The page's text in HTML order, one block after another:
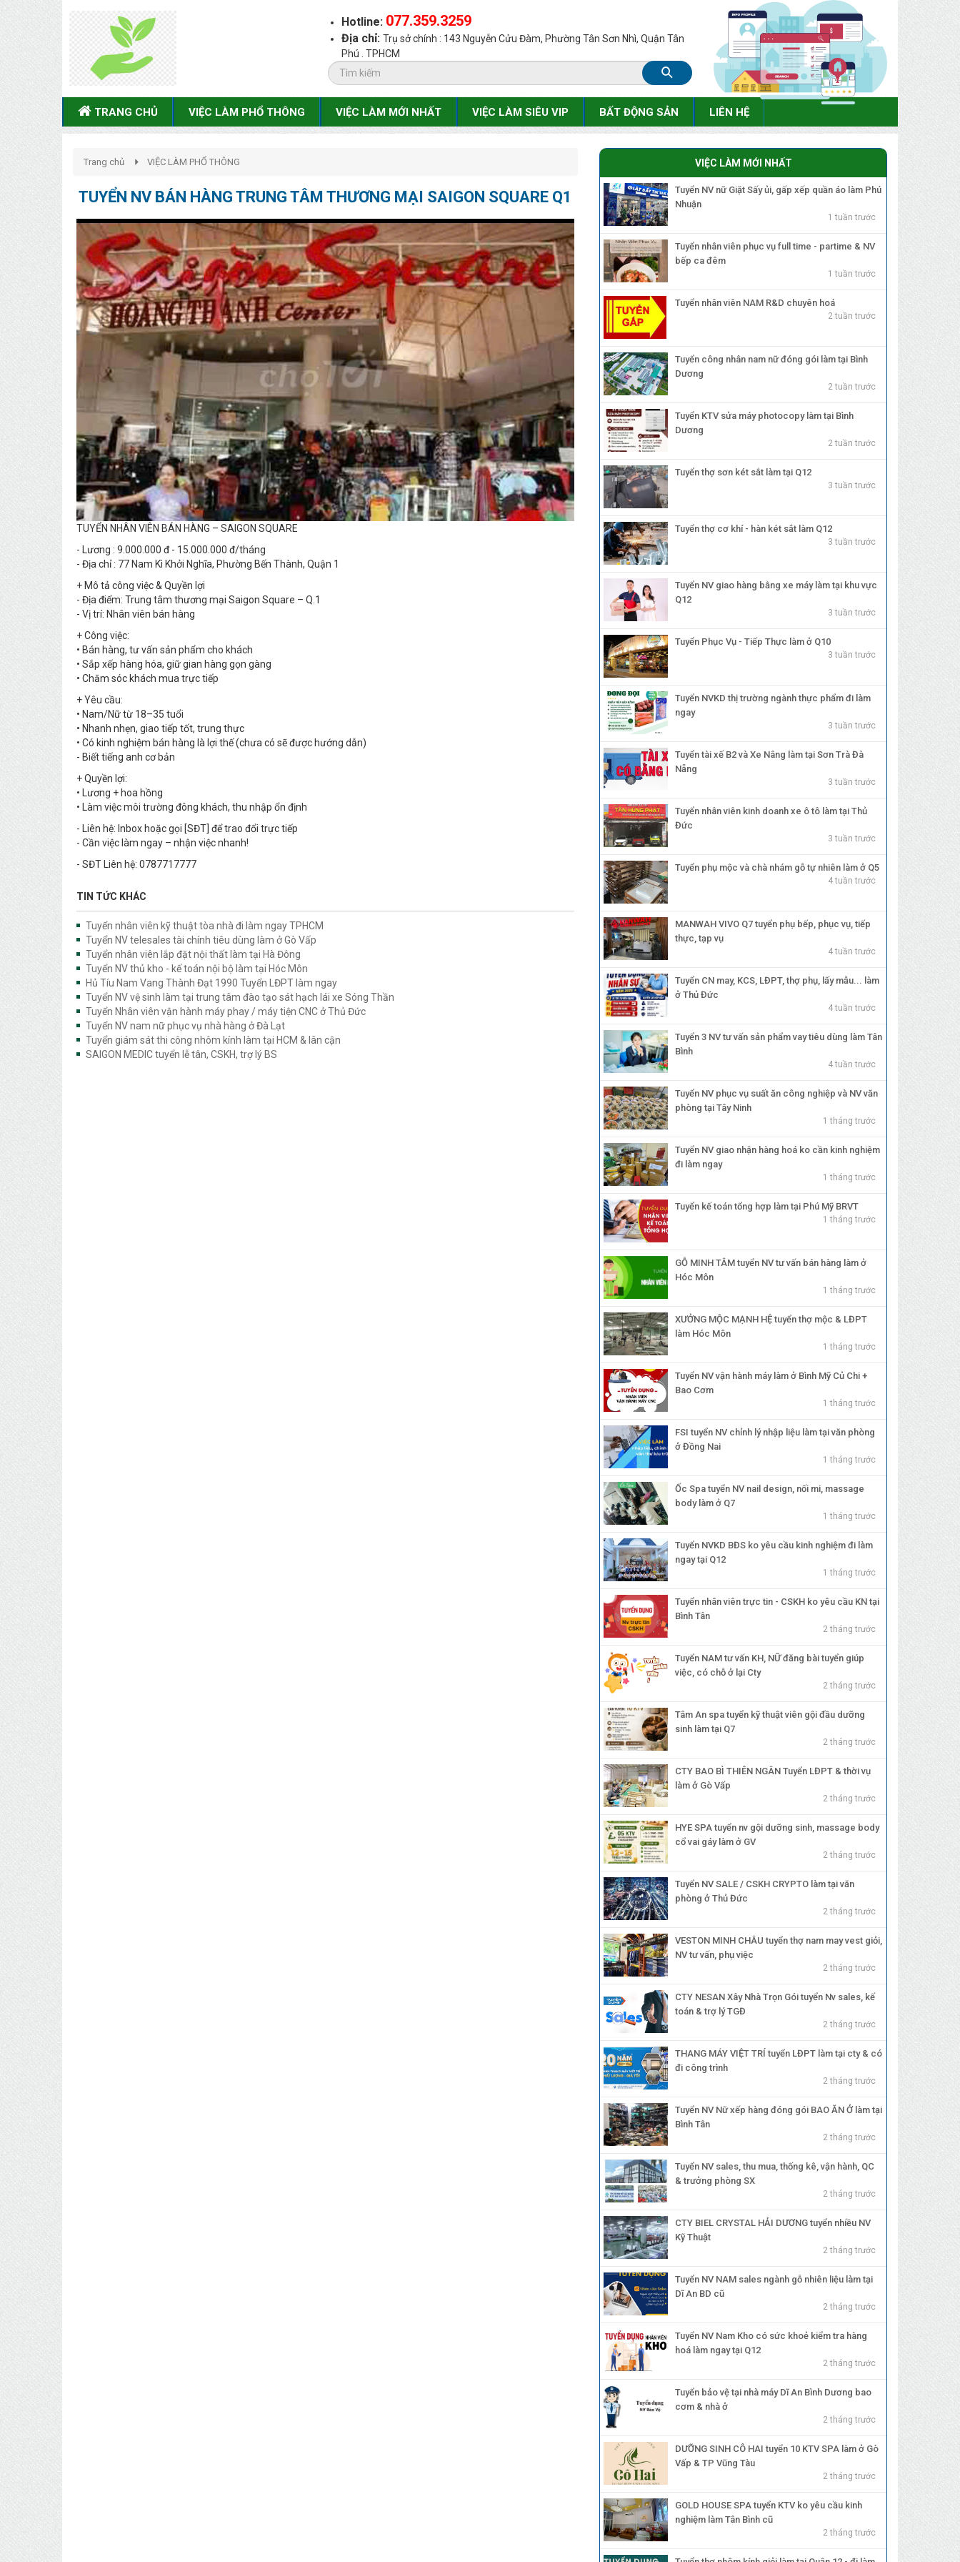
Hotline: 077.359.3259
Địa chỉ: Trụ sở chính : 143 Nguyễn Cửu Đàm, Phường Tân Sơn Nhì, Quận Tân
Phú . TPHCM
TRANG CHỦ VIỆC LÀM PHỔ THÔNG VIỆC LÀM MỚI NHẤT VIỆC LÀM SIÊU VIP BẤT ĐỘNG SẢN LIÊN HỆ
Trang chủ VIỆC LÀM PHỔ THÔNG
TUYỂN NV BÁN HÀNG TRUNG TÂM THƯƠNG MẠI SAIGON SQUARE Q1
TUYỂN NHÂN VIÊN BÁN HÀNG – SAIGON SQUARE
- Lương : 9.000.000 đ - 15.000.000 đ/tháng
- Địa chỉ : 77 Nam Kì Khởi Nghĩa, Phường Bến Thành, Quận 1
+ Mô tả công việc & Quyền lợi
- Địa điểm: Trung tâm thương mại Saigon Square – Q.1
- Vị trí: Nhân viên bán hàng
+ Công việc:
• Bán hàng, tư vấn sản phẩm cho khách
• Sắp xếp hàng hóa, giữ gian hàng gọn gàng
• Chăm sóc khách mua trực tiếp
+ Yêu cầu:
• Nam/Nữ từ 18–35 tuổi
• Nhanh nhẹn, giao tiếp tốt, trung thực
• Có kinh nghiệm bán hàng là lợi thế (chưa có sẽ được hướng dẫn)
- Biết tiếng anh cơ bản
+ Quyền lợi:
• Lương + hoa hồng
• Làm việc môi trường đông khách, thu nhập ổn định
- Liên hệ: Inbox hoặc gọi [SĐT] để trao đổi trực tiếp
- Cần việc làm ngay – nhận việc nhanh!
- SĐT Liên hệ: 0787717777
TIN TỨC KHÁC
Tuyển nhân viên kỹ thuật tòa nhà đi làm ngay TPHCM
Tuyển NV telesales tài chính tiêu dùng làm ở Gò Vấp
Tuyển nhân viên lắp đặt nội thất làm tại Hà Đông
Tuyển NV thủ kho - kế toán nội bộ làm tại Hóc Môn
Hủ Tíu Nam Vang Thành Đạt 1990 Tuyển LĐPT làm ngay
Tuyển NV vệ sinh làm tại trung tâm đào tạo sát hạch lái xe Sóng Thần
Tuyển Nhân viên vận hành máy phay / máy tiện CNC ở Thủ Đức
Tuyển NV nam nữ phục vụ nhà hàng ở Đà Lạt
Tuyển giám sát thi công nhôm kính làm tại HCM & lân cận
SAIGON MEDIC tuyển lễ tân, CSKH, trợ lý BS
VIỆC LÀM MỚI NHẤT
Tuyển NV nữ Giặt Sấy ủi, gấp xếp quần áo làm Phú
Nhuận
1 tuần trước
Tuyển nhân viên phục vụ full time - partime & NV
bếp ca đêm
1 tuần trước
Tuyển nhân viên NAM R&D chuyên hoá
2 tuần trước
Tuyển công nhân nam nữ đóng gói làm tại Bình
Dương
2 tuần trước
Tuyển KTV sửa máy photocopy làm tại Bình
Dương
2 tuần trước
Tuyển thợ sơn két sắt làm tại Q12
3 tuần trước
Tuyển thợ cơ khí - hàn két sắt làm Q12
3 tuần trước
Tuyển NV giao hàng bằng xe máy làm tại khu vực
Q12
3 tuần trước
Tuyển Phục Vụ - Tiếp Thực làm ở Q10
3 tuần trước
Tuyển NVKD thị trường ngành thực phẩm đi làm
ngay
3 tuần trước
Tuyển tài xế B2 và Xe Nâng làm tại Sơn Trà Đà
Nẵng
3 tuần trước
Tuyển nhân viên kinh doanh xe ô tô làm tại Thủ
Đức
3 tuần trước
Tuyển phụ mộc và chà nhám gỗ tự nhiên làm ở Q5
4 tuần trước
MANWAH VIVO Q7 tuyển phụ bếp, phục vụ, tiếp
thực, tạp vụ
4 tuần trước
Tuyển CN may, KCS, LĐPT, thợ phụ, lấy mẫu... làm
ở Thủ Đức
4 tuần trước
Tuyển 3 NV tư vấn sản phẩm vay tiêu dùng làm Tân
Bình
4 tuần trước
Tuyển NV phục vụ suất ăn công nghiệp và NV văn
phòng tại Tây Ninh
1 tháng trước
Tuyển NV giao nhận hàng hoá ko cần kinh nghiệm
đi làm ngay
1 tháng trước
Tuyển kế toán tổng hợp làm tại Phú Mỹ BRVT
1 tháng trước
GỖ MINH TÂM tuyển NV tư vấn bán hàng làm ở
Hóc Môn
1 tháng trước
XƯỞNG MỘC MẠNH HỆ tuyển thợ mộc & LĐPT
làm Hóc Môn
1 tháng trước
Tuyển NV vận hành máy làm ở Bình Mỹ Củ Chi +
Bao Cơm
1 tháng trước
FSI tuyển NV chỉnh lý nhập liệu làm tại văn phòng
ở Đồng Nai
1 tháng trước
Ốc Spa tuyển NV nail design, nối mi, massage
body làm ở Q7
1 tháng trước
Tuyển NVKD BĐS ko yêu cầu kinh nghiệm đi làm
ngay tại Q12
1 tháng trước
Tuyển nhân viên trực tin - CSKH ko yêu cầu KN tại
Bình Tân
2 tháng trước
Tuyển NAM tư vấn KH, NỮ đăng bài tuyển giúp
việc, có chỗ ở lại Cty
2 tháng trước
Tâm An spa tuyển kỹ thuật viên gội đầu dưỡng
sinh làm tại Q7
2 tháng trước
CTY BAO BÌ THIÊN NGÂN Tuyển LĐPT & thời vụ
làm ở Gò Vấp
2 tháng trước
HYE SPA tuyển nv gội dưỡng sinh, massage body
cổ vai gáy làm ở GV
2 tháng trước
Tuyển NV SALE / CSKH CRYPTO làm tại văn
phòng ở Thủ Đức
2 tháng trước
VESTON MINH CHÂU tuyển thợ nam may vest giỏi,
NV tư vấn, phụ việc
2 tháng trước
CTY NESAN Xây Nhà Trọn Gói tuyển Nv sales, kế
toán & trợ lý TGĐ
2 tháng trước
THANG MÁY VIỆT TRÍ tuyển LĐPT làm tại cty & có
đi công trình
2 tháng trước
Tuyển NV Nữ xếp hàng đóng gói BAO ĂN Ở làm tại
Bình Tân
2 tháng trước
Tuyển NV sales, thu mua, thống kê, vận hành, QC
& trưởng phòng SX
2 tháng trước
CTY BIEL CRYSTAL HẢI DƯƠNG tuyển nhiều NV
Kỹ Thuật
2 tháng trước
Tuyển NV NAM sales ngành gỗ nhiên liệu làm tại
Dĩ An BD cũ
2 tháng trước
Tuyển NV Nam Kho có sức khoẻ kiểm tra hàng
hoá làm ngay tại Q12
2 tháng trước
Tuyển bảo vệ tại nhà máy Dĩ An Bình Dương bao
cơm & nhà ở
2 tháng trước
DƯỠNG SINH CÔ HAI tuyển 10 KTV SPA làm ở Gò
Vấp & TP Vũng Tàu
2 tháng trước
GOLD HOUSE SPA tuyển KTV ko yêu cầu kinh
nghiệm làm Tân Bình cũ
2 tháng trước